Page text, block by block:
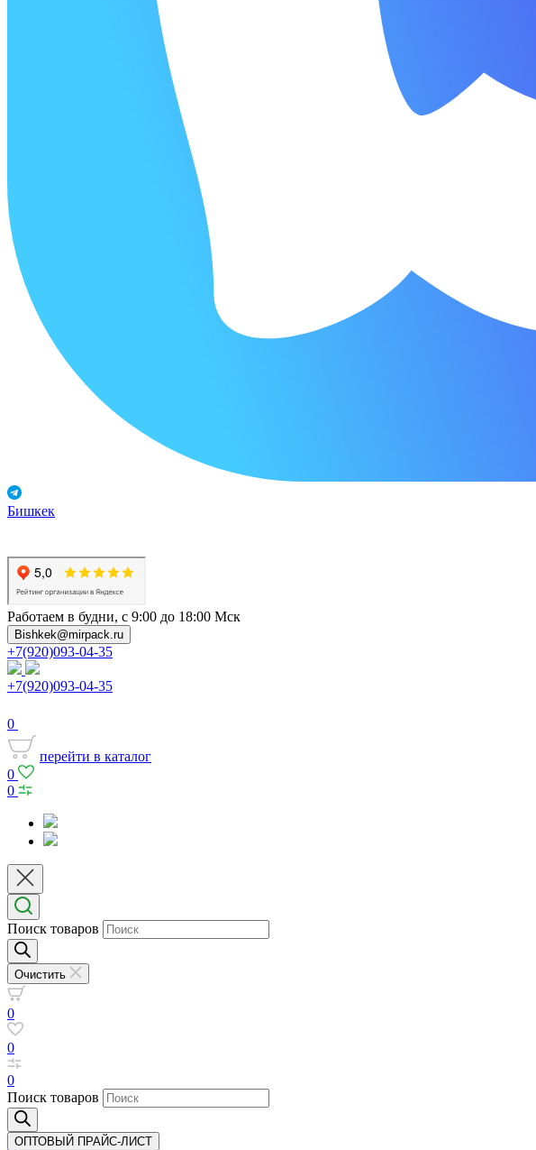
Бишкек
Работаем в будни, с 9:00 до 18:00 Мск
Bishkek@mirpack.ru
+7(920)093-04-35
+7(920)093-04-35
0
перейти в каталог
0
0
Поиск товаров
Очистить
0
0
0
Поиск товаров
ОПТОВЫЙ ПРАЙС-ЛИСТ